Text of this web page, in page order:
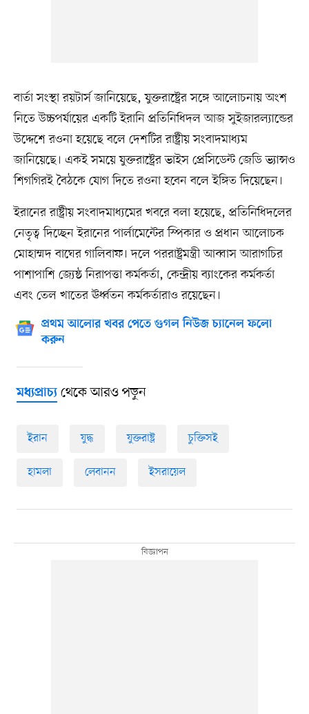
বার্তা সংস্থা রয়টার্স জানিয়েছে, যুক্তরাষ্ট্রের সঙ্গে আলোচনায় অংশ
নিতে উচ্চপর্যায়ের একটি ইরানি প্রতিনিধিদল আজ সুইজারল্যান্ডের
উদ্দেশে রওনা হয়েছে বলে দেশটির রাষ্ট্রীয় সংবাদমাধ্যম
জানিয়েছে। একই সময়ে যুক্তরাষ্ট্রের ভাইস প্রেসিডেন্ট জেডি ভ্যান্সও
শিগগিরই বৈঠকে যোগ দিতে রওনা হবেন বলে ইঙ্গিত দিয়েছেন।
ইরানের রাষ্ট্রীয় সংবাদমাধ্যমের খবরে বলা হয়েছে, প্রতিনিধিদলের
নেতৃত্ব দিচ্ছেন ইরানের পার্লামেন্টের স্পিকার ও প্রধান আলোচক
মোহাম্মদ বাঘের গালিবাফ। দলে পররাষ্ট্রমন্ত্রী আব্বাস আরাগচির
পাশাপাশি জ্যেষ্ঠ নিরাপত্তা কর্মকর্তা, কেন্দ্রীয় ব্যাংকের কর্মকর্তা
এবং তেল খাতের ঊর্ধ্বতন কর্মকর্তারাও রয়েছেন।
প্রথম আলোর খবর পেতে গুগল নিউজ চ্যানেল ফলো
করুন
মধ্যপ্রাচ্যথেকে আরও পড়ুন
ইরান যুদ্ধ যুক্তরাষ্ট্র চুক্তিসই
হামলা লেবানন ইসরায়েল